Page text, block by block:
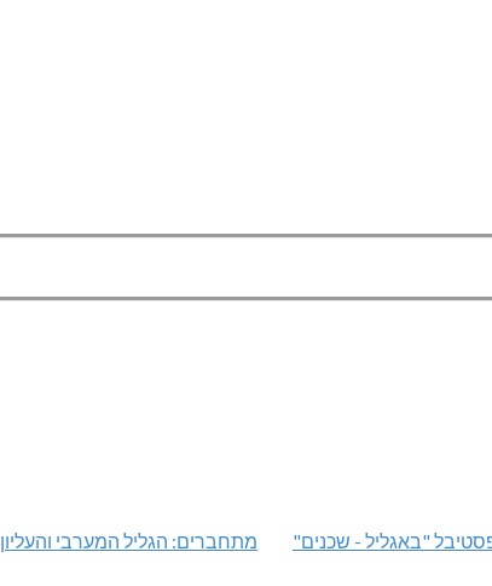
"באגליל - שכנים" מתחברים: הגליל המערבי והעליון